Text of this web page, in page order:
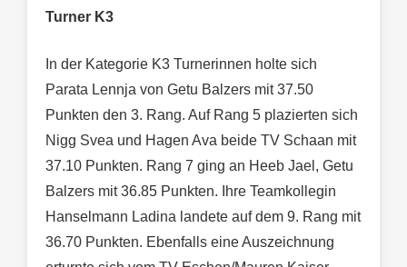
Turner K3
In der Kategorie K3 Turnerinnen holte sich
Parata Lennja von Getu Balzers mit 37.50
Punkten den 3. Rang. Auf Rang 5 plazierten sich
Nigg Svea und Hagen Ava beide TV Schaan mit
37.10 Punkten. Rang 7 ging an Heeb Jael, Getu
Balzers mit 36.85 Punkten. Ihre Teamkollegin
Hanselmann Ladina landete auf dem 9. Rang mit
36.70 Punkten. Ebenfalls eine Auszeichnung